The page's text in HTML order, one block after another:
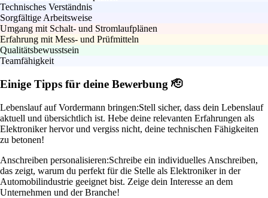
Technisches Verständnis
Sorgfältige Arbeitsweise
Umgang mit Schalt- und Stromlaufplänen
Erfahrung mit Mess- und Prüfmitteln
Qualitätsbewusstsein
Teamfähigkeit
Einige Tipps für deine Bewerbung 🫡
Lebenslauf auf Vordermann bringen:Stell sicher, dass dein Lebenslauf
aktuell und übersichtlich ist. Hebe deine relevanten Erfahrungen als
Elektroniker hervor und vergiss nicht, deine technischen Fähigkeiten
zu betonen!
Anschreiben personalisieren:Schreibe ein individuelles Anschreiben,
das zeigt, warum du perfekt für die Stelle als Elektroniker in der
Automobilindustrie geeignet bist. Zeige dein Interesse an dem
Unternehmen und der Branche!